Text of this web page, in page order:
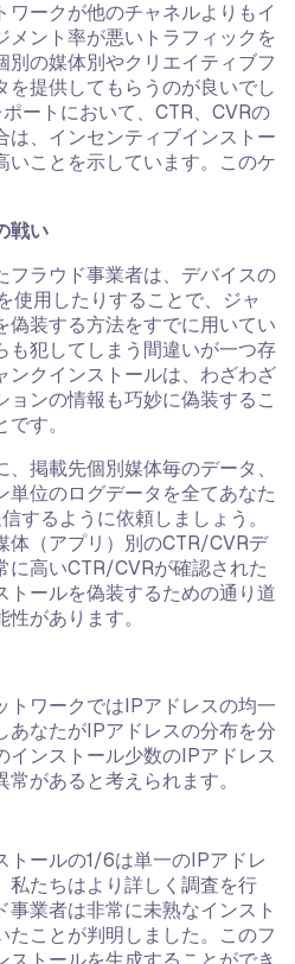
ワークが他のチャネルよりもイ
メント率が悪いトラフィックを
別の媒体別やクリエイティブフ
を提供してもらうのが良いでし
ートにおいて、CTR、CVRの
は、インセンティブインストー
いことを示しています。このケ
戦い
フラウド事業者は、デバイスの
使用したりすることで、ジャ
偽装する方法をすでに用いてい
も犯してしまう間違いが一つ存
ンクインストールは、わざわざ
ョンの情報も巧妙に偽装するこ
す。
掲載先個別媒体毎のデータ、
単位のログデータを全てあなた
するように依頼しましょう。
体（アプリ）別のCTR/CVRデ
に高いCTR/CVRが確認された
トールを偽装するための通り道
があります。
トワークではIPアドレスの均一
あなたがIPアドレスの分布を分
インストール少数のIPアドレス
があると考えられます。
トールの1/6は単一のIPアドレ
私たちはより詳しく調査を行
業者は非常に未熟なインスト
たことが判明しました。このフ